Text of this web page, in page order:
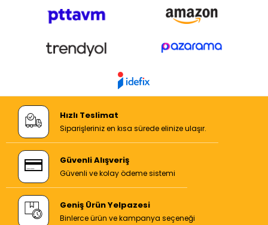
Hızlı Teslimat
Siparişleriniz en kısa sürede elinize ulaşır.
Güvenli Alışveriş
Güvenli ve kolay ödeme sistemi
Geniş Ürün Yelpazesi
Binlerce ürün ve kampanya seçeneği